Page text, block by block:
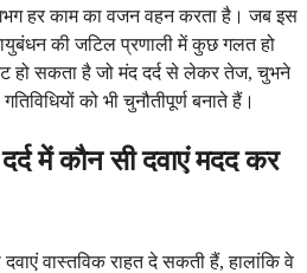
हर काम का वजन वहन करता है। जब इस
की जटिल प्रणाली में कुछ गलत हो
हो सकता है जो मंद दर्द से लेकर तेज, चुभने
को भी चुनौतीपूर्ण बनाते हैं।
में कौन सी दवाएं मदद कर
दवाएं वास्तविक राहत दे सकती हैं, हालांकि वे